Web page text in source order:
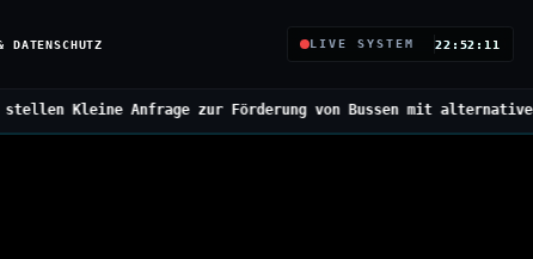
DATENSCHUTZ LIVE SYSTEM 22:52:12
zur Förderung von Bussen mit alternativen Antrieben///